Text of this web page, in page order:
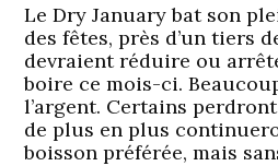
Le Dry January bat son
des fêtes, près d’un tiers
devraient réduire ou
boire ce mois-ci.
l’argent. Certains
de plus en plus
boisson préférée, mais